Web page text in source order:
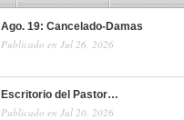
Ago. 19: Cancelado-Damas
Publicado en Jul 26, 2026
Escritorio del Pastor…
Publicado en Jul 20, 2026